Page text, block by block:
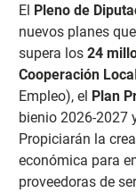
El Pleno de
nuevos planes
supera los 24
Cooperación Loca
Empleo), el Plan
bienio 2026-2027
Propiciarán la
económica para
proveedoras de